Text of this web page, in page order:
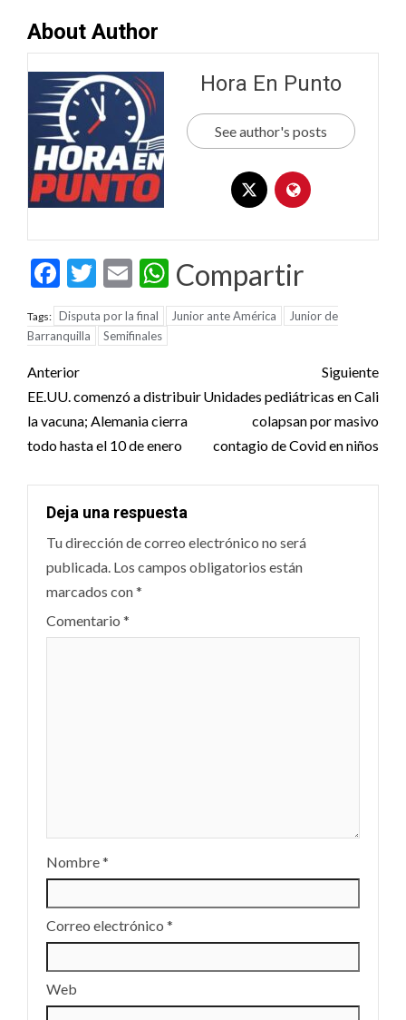
About Author
Hora En Punto
See author's posts
Facebook
Twitter
EmailWhatsApp
Compartir
Tags: Disputa por la final Junior ante América
Junior de
Barranquilla
Semifinales
Post
navigation
Anterior
EE.UU. comenzó a distribuir
la vacuna; Alemania cierra
todo hasta el 10 de enero
Siguiente
Unidades pediátricas en Cali
colapsan por masivo
contagio de Covid en niños
Deja una respuesta
Tu dirección de correo electrónico no será
publicada. Los campos obligatorios están
marcados con*
Comentario *
Nombre*
Correo electrónico *
Web